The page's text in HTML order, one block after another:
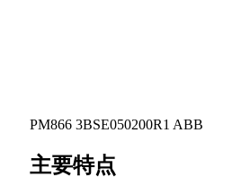
PM866 3BSE050200R1 ABB
主要特点